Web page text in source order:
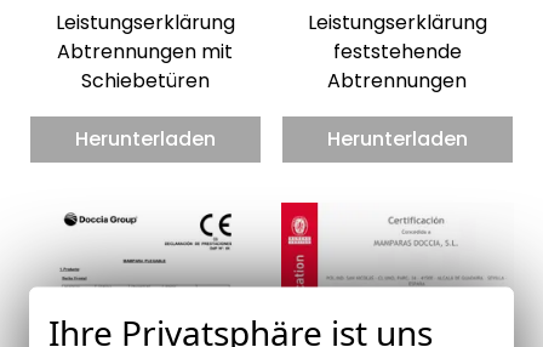
Leistungserklärung
Abtrennungen mit
Schiebetüren
Herunterladen
Leistungserklärung
feststehende
Abtrennungen
Herunterladen
Ihre Privatsphäre ist uns